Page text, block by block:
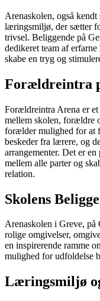
Arenaskolen, også
læringsmiljø, der sætter
trivsel. Beliggende på
dedikeret team af
skabe en tryg og
Forældreintra
Forældreintra Arena er
mellem skolen, forældre
forælder mulighed for at
beskeder fra lærere, og
arrangementer. Det er
mellem alle parter og
relation.
Skolens
Arenaskolen i Greve, på
rolige omgivelser,
en inspirerende ramme
mulighed for udfoldelse
Læringsmiljø